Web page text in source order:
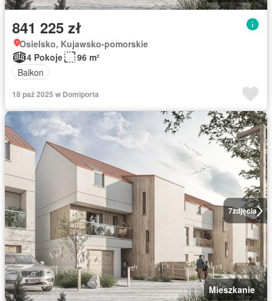
841 225 zł
Osielsko, Kujawsko-pomorskie
4 Pokoje
96 m²
Balkon
18 paź 2025 w Domiporta
7zdjęcia
Mieszkanie